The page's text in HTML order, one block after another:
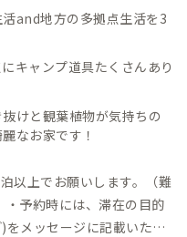
and地方の多拠点生活を3
キャンプ道具たくさんあり
けと観葉植物が気持ちの
なお家です！
以上でお願いします。（難
をメッセージに記載いただ